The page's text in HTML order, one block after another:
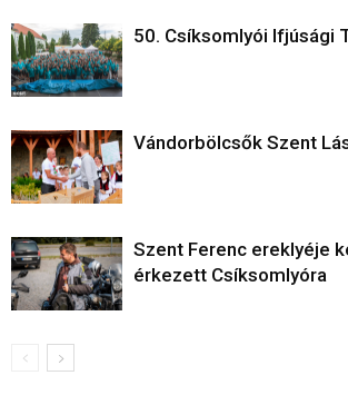
50. Csíksomlyói Ifjúsági
Vándorbölcsők Szent
Szent Ferenc ereklyéje
érkezett Csíksomlyóra